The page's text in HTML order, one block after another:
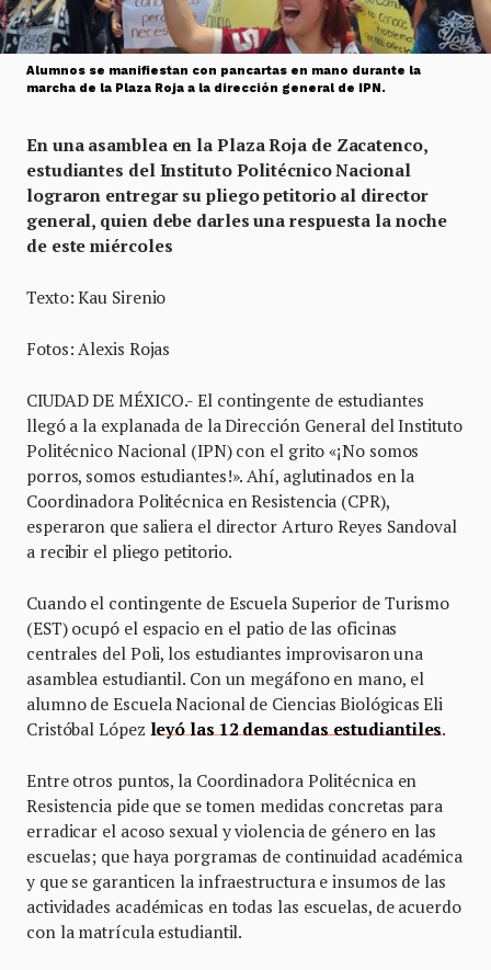
Alumnos se manifiestan con pancartas en mano durante la
marcha de la Plaza Roja a la dirección general de IPN.
En una asamblea en la Plaza Roja de Zacatenco,
estudiantes del Instituto Politécnico Nacional
lograron entregar su pliego petitorio al director
general, quien debe darles una respuesta la noche
de este miércoles
Texto: Kau Sirenio
Fotos: Alexis Rojas
CIUDAD DE MÉXICO.- El contingente de estudiantes
llegó a la explanada de la Dirección General del Instituto
Politécnico Nacional (IPN) con el grito «¡No somos
porros, somos estudiantes!». Ahí, aglutinados en la
Coordinadora Politécnica en Resistencia (CPR),
esperaron que saliera el director Arturo Reyes Sandoval
a recibir el pliego petitorio.
Cuando el contingente de Escuela Superior de Turismo
(EST) ocupó el espacio en el patio de las oficinas
centrales del Poli, los estudiantes improvisaron una
asamblea estudiantil. Con un megáfono en mano, el
alumno de Escuela Nacional de Ciencias Biológicas Eli
Cristóbal López leyó las 12 demandas estudiantiles.
Entre otros puntos, la Coordinadora Politécnica en
Resistencia pide que se tomen medidas concretas para
erradicar el acoso sexual y violencia de género en las
escuelas; que haya porgramas de continuidad académica
y que se garanticen la infraestructura e insumos de las
actividades académicas en todas las escuelas, de acuerdo
con la matrícula estudiantil.